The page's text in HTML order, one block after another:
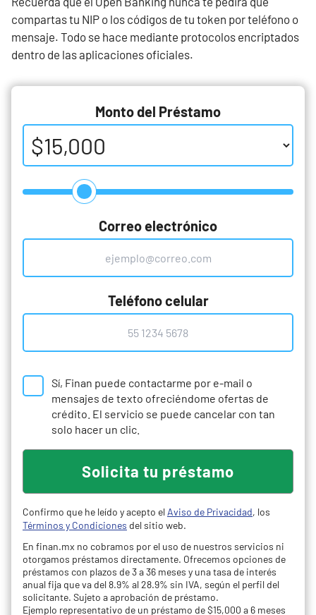
compartas tu NIP o los códigos de tu token por teléfono o
mensaje. Todo se hace mediante protocolos encriptados
dentro de las aplicaciones oficiales.
Monto del Préstamo
Correo electrónico
Teléfono celular
Sí, Finan puede contactarme por e-mail o
mensajes de texto ofreciéndome ofertas de
crédito. El servicio se puede cancelar con tan
solo hacer un clic.
Confirmo que he leído y acepto el Aviso de Privacidad, los
Términos y Condiciones del sitio web.
En finan.mx no cobramos por el uso de nuestros servicios ni
otorgamos préstamos directamente. Ofrecemos opciones de
préstamos con plazos de 3 a 36 meses y una tasa de interés
anual fija que va del 8.9% al 28.9% sin IVA, según el perfil del
solicitante. Sujeto a aprobación de préstamo.
Ejemplo representativo de un préstamo de $15,000 a 6 meses